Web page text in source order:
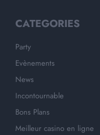
CATEGORIES
Party
Evènements
News
Incontournable
Bons Plans
Meilleur casino en ligne